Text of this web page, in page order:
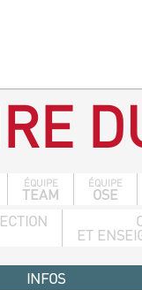
ÉQUIPE
TEAM
ÉQUIPE
OSE
ET
INFOS